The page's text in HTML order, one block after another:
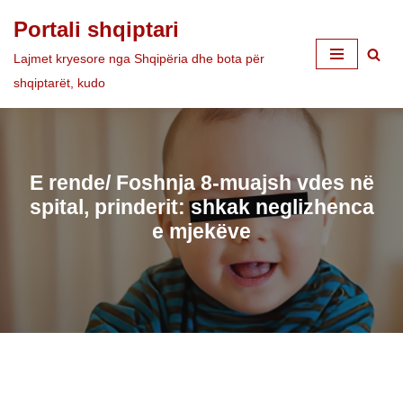
Skip
to
Portali shqiptari
Lajmet kryesore nga Shqipëria dhe bota për
shqiptarët, kudo
E rende/ Foshnja 8-muajsh vdes në
spital, prinderit: shkak neglizhenca
e mjekëve